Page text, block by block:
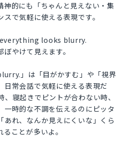
神的にも「ちゃんと見えない・集
で気軽に使える表現です。
looks blurry.
やけて見えます。
」は「目がかすむ」や「視界
日常会話で気軽に使える表現だ
寝起きでピントが合わない時、
一時的な不調を伝えるのにピッタ
あれ、なんか見えにくいな」くら
ことが多いよ。